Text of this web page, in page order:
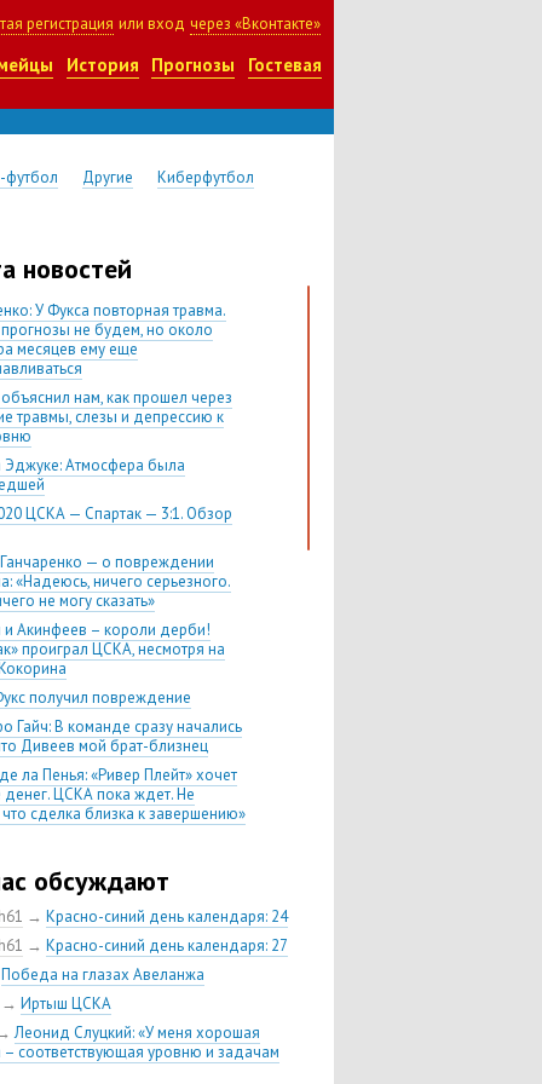
регистрация или вход через «Вконтакте»
История Прогнозы Гостевая
Другие Киберфутбол
новостей
У Фукса повторная травма.
не будем, но около
месяцев ему еще
нам, как прошел через
травмы, слезы и депрессию к
Атмосфера была
ЦСКА — Спартак — 3:1. Обзор
— о повреждении
«Надеюсь, ничего серьезного.
не могу сказать»
Акинфеев – короли дерби!
проиграл ЦСКА, несмотря на
получил повреждение
Гайч: В команде сразу начались
Дивеев мой брат-близнец
ла Пенья: «Ривер Плейт» хочет
ЦСКА пока ждет. Не
что сделка близка к завершению»
сезона в РПЛ —
победа ЦСКА. Гончаренко
11 россиян в старте
— о Гайче: «Если покупаем за
деньги, значит, рассчитываем как
форварда»
«Влашича сложно заменить,
и Дзагоеву сегодня это
обсуждают
→ Красно-синий день календаря: 24
→ Красно-синий день календаря: 27
Победа на глазах Авеланжа
→ Иртыш ЦСКА
Леонид Слуцкий: «У меня хорошая
соответствующая уровню и задачам